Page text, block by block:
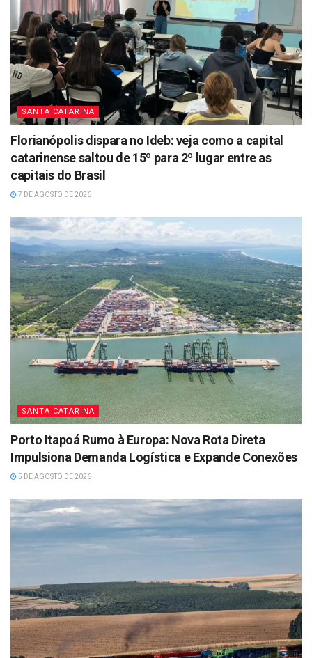
SANTA CATARINA
Florianópolis dispara no Ideb: veja como a capital
catarinense saltou de 15º para 2º lugar entre as
capitais do Brasil
7 DE AGOSTO DE 2026
SANTA CATARINA
Porto Itapoá Rumo à Europa: Nova Rota Direta
Impulsiona Demanda Logística e Expande Conexões
5 DE AGOSTO DE 2026